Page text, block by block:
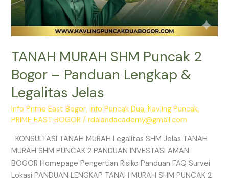
TANAH MURAH SHM Puncak 2
Bogor – Panduan Lengkap &
Legalitas Jelas
Info Prime East Bogor,Info Puncak Dua,Kavling Puncak,
PRIME EAST BOGOR /rdalandacademy@gmail.com
KONSULTASI TANAH MURAH Legalitas SHM Jelas TANAH
MURAH SHM PUNCAK 2 PANDUAN INVESTASI AMAN
BOGOR Homepage Pengertian Risiko Panduan FAQ Survei
Lokasi PANDUAN LENGKAP TANAH MURAH SHM PUNCAK 2